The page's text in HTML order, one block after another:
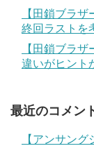
【田鎖ブラ
終回ラストを
【田鎖ブラ
違いがヒント
最近のコメン
【アンサン